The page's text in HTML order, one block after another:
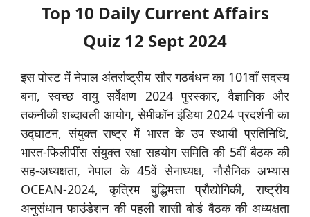
Top 10 Daily Current Affairs
Quiz 12 Sept 2024
इस पोस्ट में नेपाल अंतर्राष्ट्रीय सौर गठबंधन का 101वाँ सदस्य
बना, स्वच्छ वायु सर्वेक्षण 2024 पुरस्कार, वैज्ञानिक और
तकनीकी शब्दावली आयोग, सेमीकॉन इंडिया 2024 प्रदर्शनी का
उद्घाटन, संयुक्त राष्ट्र में भारत के उप स्थायी प्रतिनिधि,
भारत-फिलीपींस संयुक्त रक्षा सहयोग समिति की 5वीं बैठक की
सह-अध्यक्षता, नेपाल के 45वें सेनाध्यक्ष, नौसैनिक अभ्यास
OCEAN-2024, कृत्रिम बुद्धिमत्ता प्रौद्योगिकी, राष्ट्रीय
अनुसंधान फाउंडेशन की पहली शासी बोर्ड बैठक की अध्यक्षता